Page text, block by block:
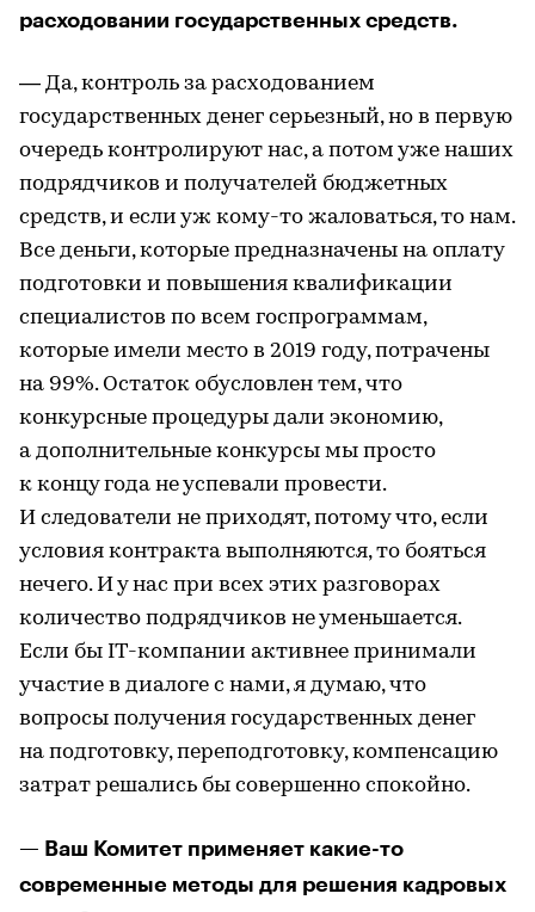
расходовании государственных средств.
— Да, контроль за расходованием
государственных денег серьезный, но в первую
очередь контролируют нас, а потом уже наших
подрядчиков и получателей бюджетных
средств, и если уж кому-то жаловаться, то нам.
Все деньги, которые предназначены на оплату
подготовки и повышения квалификации
специалистов по всем госпрограммам,
которые имели место в 2019 году, потрачены
на 99%. Остаток обусловлен тем, что
конкурсные процедуры дали экономию,
а дополнительные конкурсы мы просто
к концу года не успевали провести.
И следователи не приходят, потому что, если
условия контракта выполняются, то бояться
нечего. И у нас при всех этих разговорах
количество подрядчиков не уменьшается.
Если бы IT-компании активнее принимали
участие в диалоге с нами, я думаю, что
вопросы получения государственных денег
на подготовку, переподготовку, компенсацию
затрат решались бы совершенно спокойно.
— Ваш Комитет применяет какие-то
современные методы для решения кадровых